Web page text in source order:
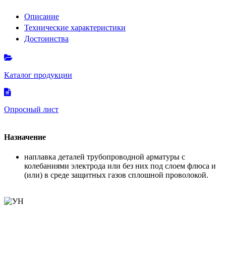
Описание
Технические характеристики
Достоинства
Каталог продукции
Опросный лист
Назначение
наплавка деталей трубопроводной арматуры с
колебаниями электрода или без них под слоем флюса и
(или) в среде защитных газов сплошной проволокой.